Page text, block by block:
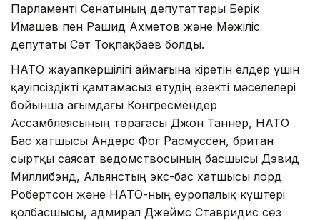
Парламенті Сенатының депутаттары Берік
Имашев пен Рашид Ахметов және Мәжіліс
депутаты Сәт Тоқпақбаев болды.
НАТО жауапкершілігі аймағына кіретін елдер үшін
қауіпсіздікті қамтамасыз етудің өзекті мәселелері
бойынша ағымдағы Конгресмендер
Ассамблеясының төрағасы Джон Таннер, НАТО
Бас хатшысы Андерс Фог Расмуссен, британ
сыртқы саясат ведомствосының басшысы Дэвид
Миллибэнд, Альянстың экс-бас хатшысы лорд
Робертсон және НАТО-ның еуропалық күштері
қолбасшысы, адмирал Джеймс Ставридис сөз